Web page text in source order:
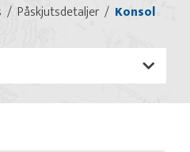
Påskjutsdetaljer
Konsol